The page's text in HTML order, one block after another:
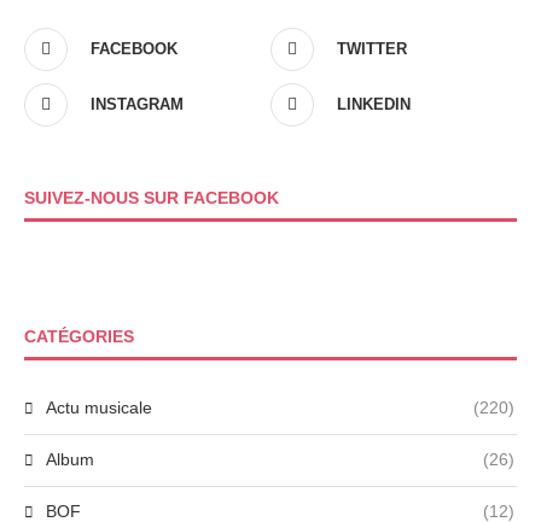
FACEBOOK TWITTER
INSTAGRAM LINKEDIN
SUIVEZ-NOUS SUR FACEBOOK
CATÉGORIES
Actu musicale (220)
Album (26)
BOF (12)